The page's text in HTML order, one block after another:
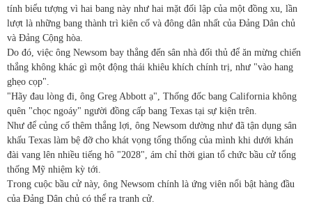
tính biểu tượng vì hai bang này như hai mặt đối lập của một đồng xu, lần
lượt là những bang thành trì kiên cố và đông dân nhất của Đảng Dân chủ
và Đảng Cộng hòa.
Do đó, việc ông Newsom bay thẳng đến sân nhà đối thủ để ăn mừng chiến
thắng không khác gì một động thái khiêu khích chính trị, như "vào hang
ghẹo cọp".
"Hãy đau lòng đi, ông Greg Abbott ạ", Thống đốc bang California không
quên "chọc ngoáy" người đồng cấp bang Texas tại sự kiện trên.
Như để củng cố thêm thắng lợi, ông Newsom dường như đã tận dụng sân
khấu Texas làm bệ đỡ cho khát vọng tổng thống của mình khi dưới khán
đài vang lên nhiều tiếng hô "2028", ám chỉ thời gian tổ chức bầu cử tổng
thống Mỹ nhiệm kỳ tới.
Trong cuộc bầu cử này, ông Newsom chính là ứng viên nổi bật hàng đầu
của Đảng Dân chủ có thể ra tranh cử.